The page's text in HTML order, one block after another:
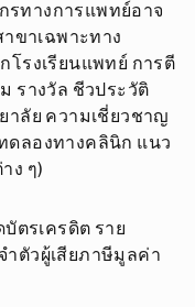
รทางการแพทย์อาจ
ขาเฉพาะทาง
โรงเรียนแพทย์ การตี
รางวัล ชีวประวัติ
าลัย ความเชี่ยวชาญ
ลองทางคลินิก แนว
ง ๆ)
ตรเครดิต ราย
ำตัวผู้เสียภาษีมูลค่า